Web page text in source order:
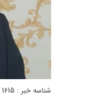
شناسه خبر : 1615 | تاریخ انتشار : ۱۳ اسفند ۱۳۹۸ - ۱۴:۲۶ | تعداد دیدگاه :